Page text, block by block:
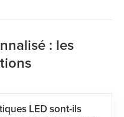
: les
LED sont-ils